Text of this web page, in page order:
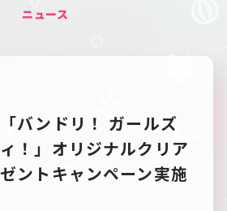
ニュース
バンドリ！ ガールズ
！」オリジナルクリア
ントキャンペーン実施